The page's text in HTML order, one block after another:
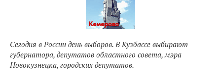
Сегодня в России день выборов. В Кузбассе выбирают
губернатора, депутатов областного совета, мэра
Новокузнецка, городских депутатов.